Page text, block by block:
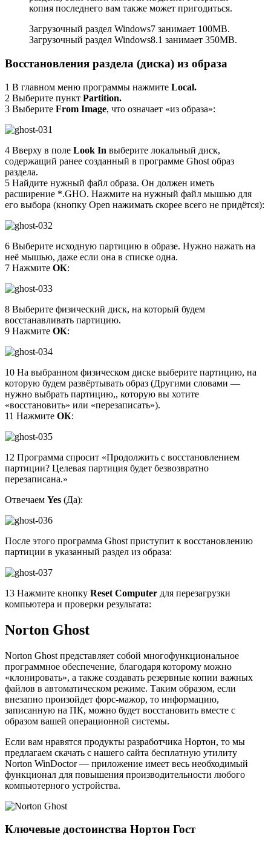
копия последнего вам также может пригодиться.
Загрузочный раздел Windows7 занимает 100MB.
Загрузочный раздел Windows8.1 занимает 350MB.
Восстановления раздела (диска) из образа
1 В главном меню программы нажмите Local.
2 Выберите пункт Partition.
3 Выберите From Image, что означает «из образа»:
4 Вверху в поле Look In выберите локальный диск,
содержащий ранее созданный в программе Ghost образ
раздела.
5 Найдите нужный файл образа. Он должен иметь
расширение *.GHO. Нажмите на нужный файл мышью для
его выбора (кнопку Open нажимать скорее всего не придётся):
6 Выберите исходную партицию в образе. Нужно нажать на
неё мышью, даже если она в списке одна.
7 Нажмите ОК:
8 Выберите физический диск, на который будем
восстанавливать партицию.
9 Нажмите ОК:
10 На выбранном физическом диске выберите партицию, на
которую будем развёртывать образ (Другими словами —
нужно выбрать партицию,, которую вы хотите
«восстановить» или «перезаписать»).
11 Нажмите ОК:
12 Программа спросит «Продолжить с восстановлением
партиции? Целевая партиция будет безвозвратно
перезаписана.»
Отвечаем Yes (Да):
После этого программа Ghost приступит к восстановлению
партиции в указанный раздел из образа:
13 Нажмите кнопку Reset Computer для перезагрузки
компьютера и проверки результата:
Norton Ghost
Norton Ghost представляет собой многофункциональное
программное обеспечение, благодаря которому можно
«клонировать», а также создавать резервные копии важных
файлов в автоматическом режиме. Таким образом, если
внезапно произойдет форс-мажор, то информацию,
записанную на ПК, можно будет восстановить вместе с
образом вашей операционной системы.
Если вам нравятся продукты разработчика Нортон, то мы
предлагаем скачать с нашего сайта бесплатную утилиту
Norton WinDoctor — приложение имеет весь необходимый
функционал для повышения производительности любого
компьютерного устройства.
Ключевые достоинства Нортон Гост